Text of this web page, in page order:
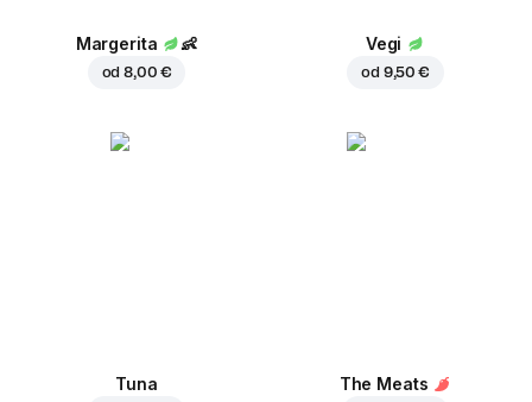
Margerita 👶
od8,00 €
Vegi
od 9,50 €
Tuna The Meats